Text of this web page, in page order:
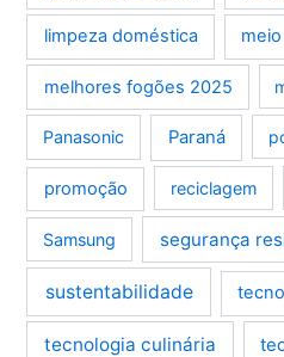
limpeza doméstica
melhores fogões 2025
Panasonic Paraná
promoção reciclagem
Samsung segurança
sustentabilidade
tecnologia culinária